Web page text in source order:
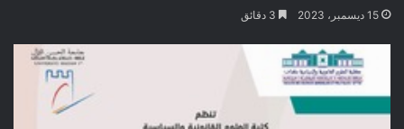
15 ديسمبر، 2023